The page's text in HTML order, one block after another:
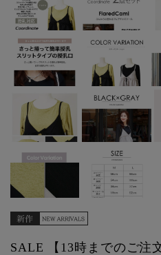
SALE 【13時までのご注